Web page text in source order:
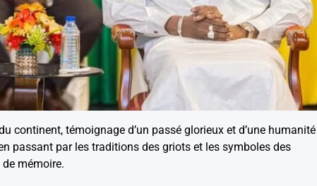
continent, témoignage d’un passé glorieux et d’une humanité
passant par les traditions des griots et les symboles des
mémoire.